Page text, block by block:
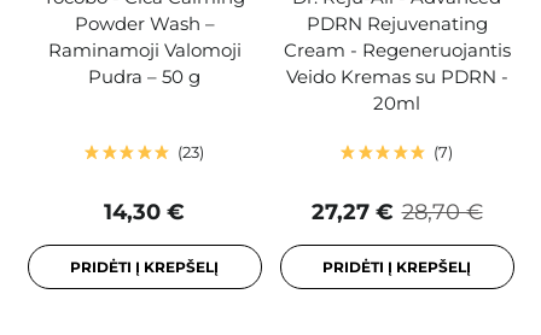
Powder Wash –
Raminamoji Valomoji
Pudra – 50 g
23
14,30 €
PRIDĖTI Į KREPŠELĮ
PDRN Rejuvenating
Cream - Regeneruojantis
Veido Kremas su PDRN -
20ml
7
28,70 €
27,27 €
PRIDĖTI Į KREPŠELĮ